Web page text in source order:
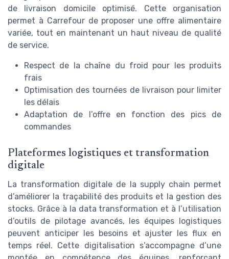
de livraison domicile optimisé. Cette organisation
permet à Carrefour de proposer une offre alimentaire
variée, tout en maintenant un haut niveau de qualité
de service.
Respect de la chaîne du froid pour les produits
frais
Optimisation des tournées de livraison pour limiter
les délais
Adaptation de l’offre en fonction des pics de
commandes
Plateformes logistiques et transformation
digitale
La transformation digitale de la supply chain permet
d’améliorer la traçabilité des produits et la gestion des
stocks. Grâce à la data transformation et à l’utilisation
d’outils de pilotage avancés, les équipes logistiques
peuvent anticiper les besoins et ajuster les flux en
temps réel. Cette digitalisation s’accompagne d’une